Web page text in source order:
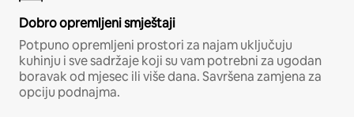
Dobro opremljeni smještaji
Potpuno opremljeni prostori za najam uključuju
kuhinju i sve sadržaje koji su vam potrebni za ugodan
boravak od mjesec ili više dana. Savršena zamjena za
opciju podnajma.